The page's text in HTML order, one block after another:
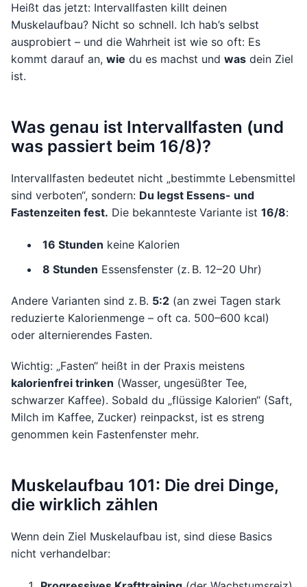
Heißt das jetzt: Intervallfasten killt deinen
Muskelaufbau? Nicht so schnell. Ich hab’s selbst
ausprobiert – und die Wahrheit ist wie so oft: Es
kommt darauf an, wie du es machst und was dein Ziel
ist.
Was genau ist Intervallfasten (und
was passiert beim 16/8)?
Intervallfasten bedeutet nicht „bestimmte Lebensmittel
sind verboten“, sondern: Du legst Essens- und
Fastenzeiten fest. Die bekannteste Variante ist 16/8:
16 Stunden keine Kalorien
8 Stunden Essensfenster (z. B. 12–20 Uhr)
Andere Varianten sind z. B. 5:2 (an zwei Tagen stark
reduzierte Kalorienmenge – oft ca. 500–600 kcal)
oder alternierendes Fasten.
Wichtig: „Fasten“ heißt in der Praxis meistens
kalorienfrei trinken (Wasser, ungesüßter Tee,
schwarzer Kaffee). Sobald du „flüssige Kalorien“ (Saft,
Milch im Kaffee, Zucker) reinpackst, ist es streng
genommen kein Fastenfenster mehr.
Muskelaufbau 101: Die drei Dinge,
die wirklich zählen
Wenn dein Ziel Muskelaufbau ist, sind diese Basics
nicht verhandelbar: